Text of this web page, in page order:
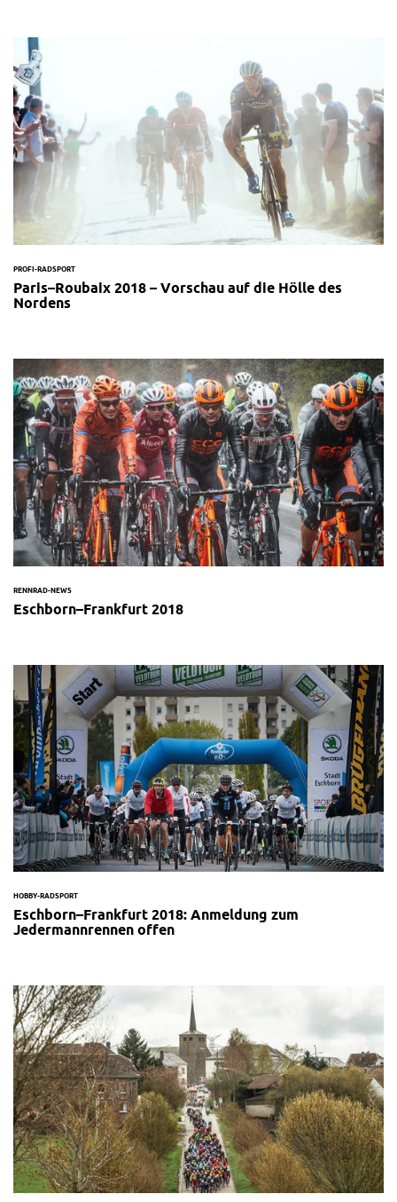
PROFI-RADSPORT
Paris–Roubaix 2018 – Vorschau auf die Hölle des
Nordens
RENNRAD-NEWS
Eschborn–Frankfurt 2018
HOBBY-RADSPORT
Eschborn–Frankfurt 2018: Anmeldung zum
Jedermannrennen offen